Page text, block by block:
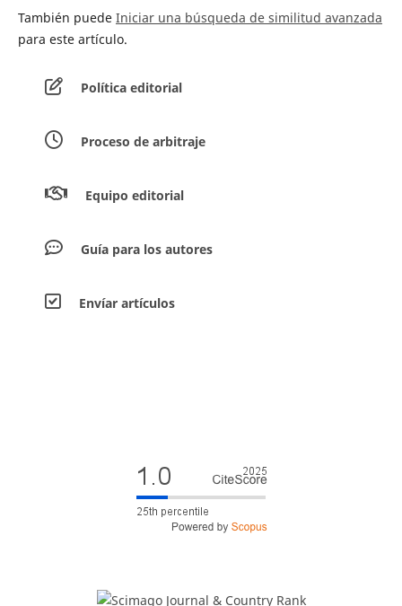
También puede Iniciar una búsqueda de similitud avanzada
para este artículo.
Política editorial
Proceso de arbitraje
Equipo editorial
Guía para los autores
Envíar artículos